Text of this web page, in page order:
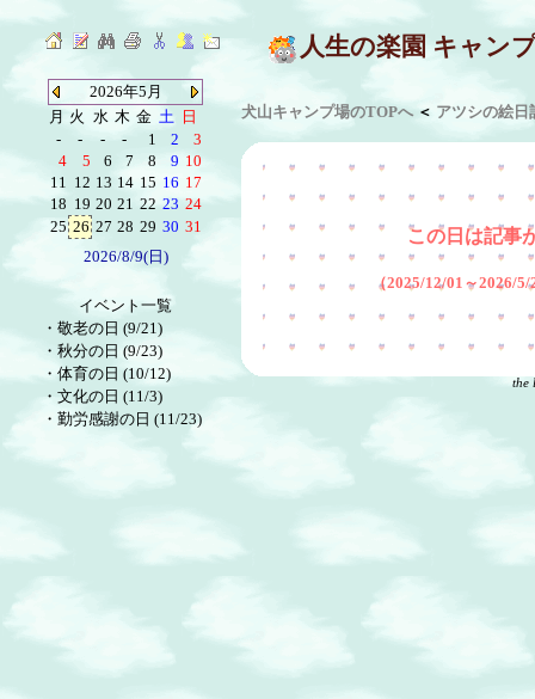
2026年5月
月 火 水 木 金 土 日
-
- - - 1 2
3
4
5 6 7 8 9 10
11 12 13 14 15 16 17
18 19 20 21 22 23 24
25 26 27 28 29 30 31
2026/8/9(日)
イベント一覧
・ 敬老の日 (9/21)
・ 秋分の日 (9/23)
・ 体育の日 (10/12)
・ 文化の日 (11/3)
・ 勤労感謝の日 (11/23)
人生の楽園 キャン
犬山キャンプ場のTOPへ＜ アツシの絵日
この日は記事
（2025/12/01～2026/
the